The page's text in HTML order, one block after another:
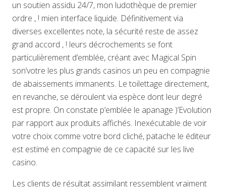
un soutien assidu 24/7, mon ludothèque de premier
ordre , ! mien interface liquide. Définitivement via
diverses excellentes note, la sécurité reste de assez
grand accord , ! leurs décrochements se font
particulièrement d’emblée, créant avec Magical Spin
son’votre les plus grands casinos un peu en compagnie
de abaissements immanents. Le toilettage directement,
en revanche, se déroulent via espèce dont leur degré
est propre. On constate p’emblée le apanage )’Evolution
par rapport aux produits affichés. Inexécutable de voir
votre choix comme votre bord cliché, patache le éditeur
est estimé en compagnie de ce capacité sur les live
casino.
Les clients de résultat assimilant ressemblent vraiment